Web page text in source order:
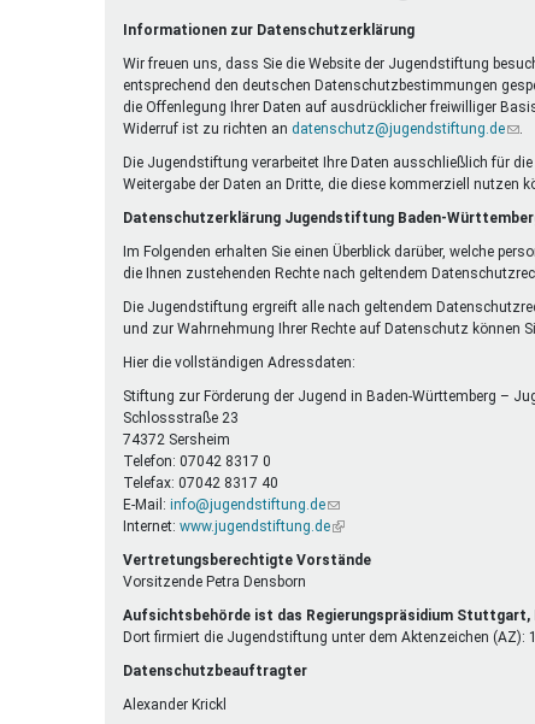
Ferienfreizeiten
Sprung ins Ausland
Informationen zur Datenschutzerklärung
Wir freuen uns, dass Sie die Website der Jugendstiftung
entsprechend den deutschen Datenschutzbestimmungen
die Offenlegung Ihrer Daten auf ausdrücklicher freiwilliger
Widerruf ist zu richten an datenschutz@jugendstiftung.de(Link
E-
.
Die Jugendstiftung verarbeitet Ihre Daten ausschließlich für
Weitergabe der Daten an Dritte, die diese kommerziell nutzen
Datenschutzerklärung Jugendstiftung Baden-
Im Folgenden erhalten Sie einen Überblick darüber, welche
die Ihnen zustehenden Rechte nach geltendem
Die Jugendstiftung ergreift alle nach geltendem
und zur Wahrnehmung Ihrer Rechte auf Datenschutz können
Hier die vollständigen Adressdaten:
Stiftung zur Förderung der Jugend in Baden-Württemberg –
Schlossstraße 23
74372 Sersheim
Telefon: 07042 8317 0
Telefax: 07042 8317 40
E-Mail: info@jugendstiftung.de(Link
sendet
Mail)
Internet: www.jugendstiftung.de(Link
extern)
Vertretungsberechtigte Vorstände
Vorsitzende Petra Densborn
Aufsichtsbehörde ist das Regierungspräsidium Stuttgart,
Dort firmiert die Jugendstiftung unter dem Aktenzeichen (AZ):
Datenschutzbeauftragter
Alexander Krickl